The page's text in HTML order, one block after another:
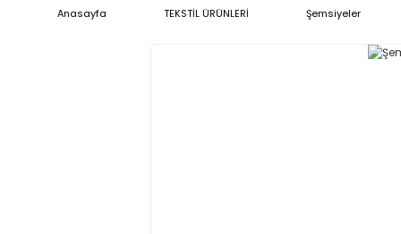
Anasayfa TEKSTİL ÜRÜNLERİ Şemsiyeler